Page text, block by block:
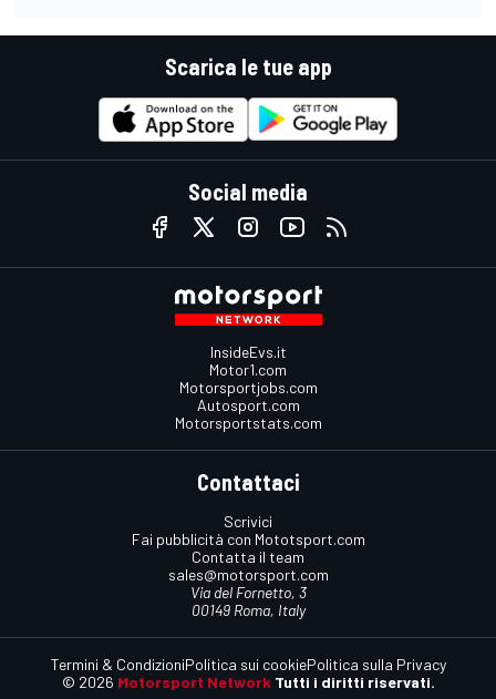
Scarica le tue app
Social media
InsideEvs.it
Motor1.com
Motorsportjobs.com
Autosport.com
Motorsportstats.com
Contattaci
Scrivici
Fai pubblicità con Mototsport.com
Contatta il team
sales@motorsport.com
Via del Fornetto, 3
00149 Roma, Italy
© 2026 Motorsport Network Tutti i diritti riservati.
Termini & CondizioniPolitica sui cookiePolitica sulla Privacy